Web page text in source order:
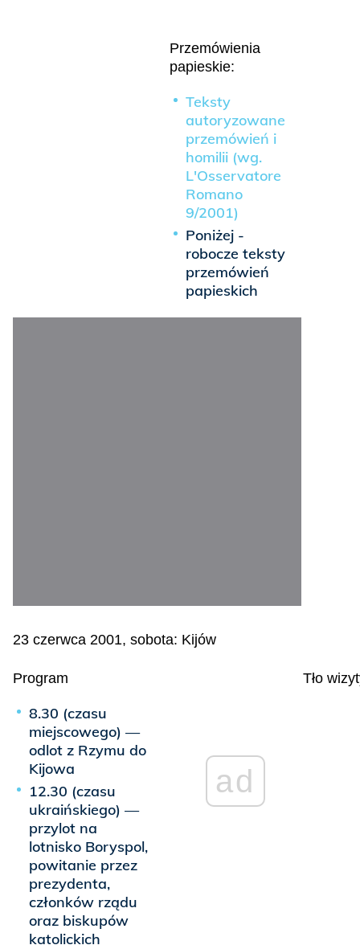
Przemówienia
papieskie:
Teksty
autoryzowane
przemówień i
homilii (wg.
L'Osservatore
Romano
9/2001)
Poniżej -
robocze teksty
przemówień
papieskich
23 czerwca 2001, sobota: Kijów
Program
8.30 (czasu
miejscowego) —
odlot z Rzymu do
Kijowa
12.30 (czasu
ukraińskiego) —
przylot na
lotnisko Boryspol,
powitanie przez
prezydenta,
członków rządu
oraz biskupów
katolickich
ad
Tło